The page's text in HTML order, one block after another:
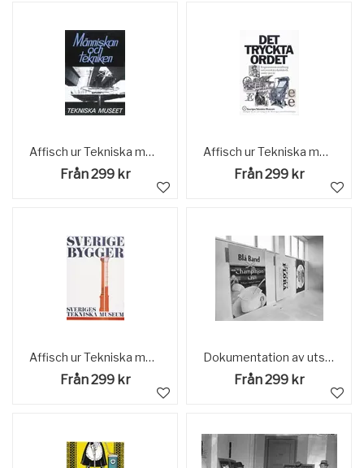
Affisch ur Tekniska museets samlingar. Reklam för utställningen "Människan och tekniken" på Tekniska museet.
Från 299 kr
Affisch ur Tekniska museets samlingar. Reklam för utställningen "Det tryckta ordet" på Tekniska museet.
Från 299 kr
Affisch ur Tekniska museets samlingar. Reklam för utställningen "Sverige bygger" på Tekniska museet.
Från 299 kr
Dokumentation av utställningen "Teknik i hemmet". Affisch Blå band, Flora m fl.
Från 299 kr